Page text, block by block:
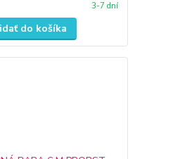
3-7 dní
do košíka